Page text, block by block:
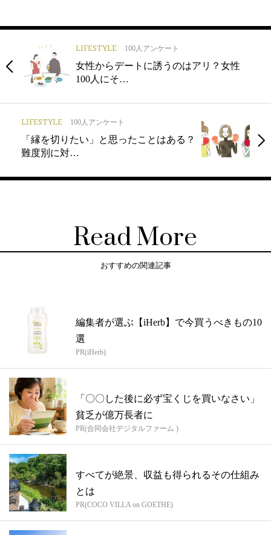
LIFESTYLE 100人アンケート
女性からデートに誘うのはアリ？女性
100人にそ…
LIFESTYLE 100人アンケート
「縁を切りたい」と思ったことはある？
難度別に対…
Read More
おすすめの関連記事
編集者が選ぶ【iHerb】で今買うべきもの10
選
PR(iHerb)
「〇〇した後に必ず宝くじを買いなさい」
貧乏が億万長者に
PR(合同会社デジタルファーム )
すべてが絶景、収益も得られるその仕組み
とは
PR(COCO VILLA on GOETHE)